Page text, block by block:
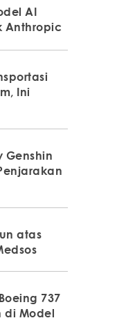
AI
Anthropic
Ini
Genshin
atas
737
di Model